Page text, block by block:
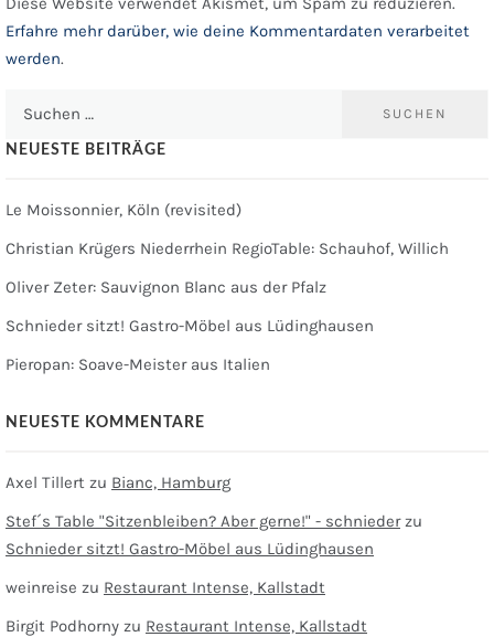
Erfahre mehr darüber, wie deine Kommentardaten verarbeitet
werden.
NEUESTE BEITRÄGE
Le Moissonnier, Köln (revisited)
Christian Krügers Niederrhein RegioTable: Schauhof, Willich
Oliver Zeter: Sauvignon Blanc aus der Pfalz
Schnieder sitzt! Gastro-Möbel aus Lüdinghausen
Pieropan: Soave-Meister aus Italien
NEUESTE KOMMENTARE
Axel Tillert zu Bianc, Hamburg
Stef´s Table "Sitzenbleiben? Aber gerne!" - schniederzu
Schnieder sitzt! Gastro-Möbel aus Lüdinghausen
weinreise zu Restaurant Intense, Kallstadt
Birgit Podhorny zu Restaurant Intense, Kallstadt